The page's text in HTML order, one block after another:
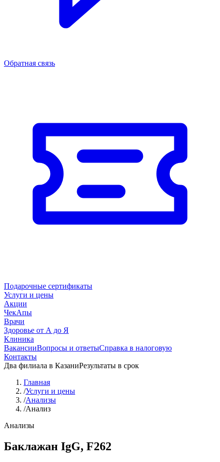
Обратная связь
Подарочные сертификаты
Услуги и цены
Акции
ЧекАпы
Врачи
Здоровье от А до Я
Клиника
ВакансииВопросы и ответыСправка в налоговую
Контакты
Два филиала в КазаниРезультаты в срок
Главная
/Услуги и цены
/Анализы
/Анализ
Анализы
Баклажан IgG, F262